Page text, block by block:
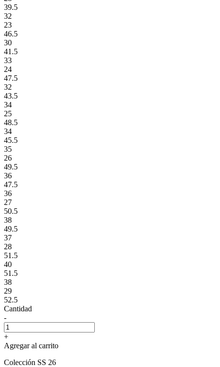
39.5
32
23
46.5
30
41.5
33
24
47.5
32
43.5
34
25
48.5
34
45.5
35
26
49.5
36
47.5
36
27
50.5
38
49.5
37
28
51.5
40
51.5
38
29
52.5
Cantidad
-
+
Agregar al carrito
Colección SS 26